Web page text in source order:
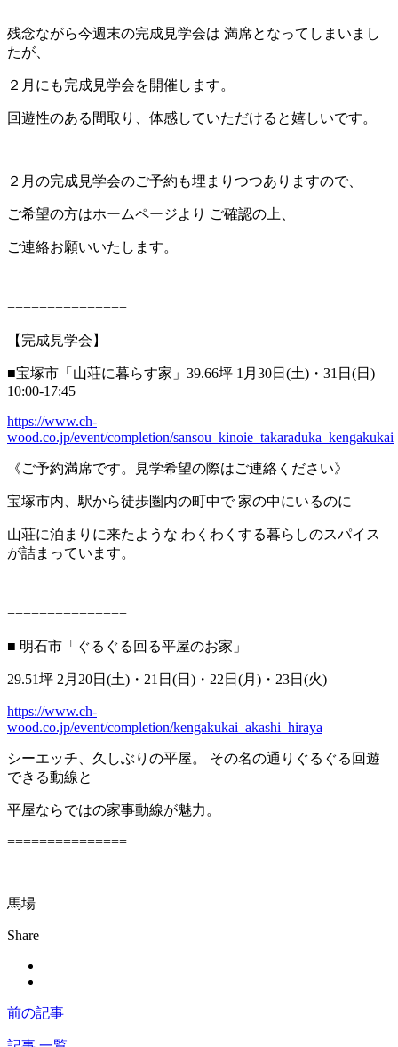
残念ながら今週末の完成見学会は 満席となってしまいまし
たが、
２月にも完成見学会を開催します。
回遊性のある間取り、体感していただけると嬉しいです。
２月の完成見学会のご予約も埋まりつつありますので、
ご希望の方はホームページより ご確認の上、
ご連絡お願いいたします。
===============
【完成見学会】
■宝塚市「山荘に暮らす家」39.66坪 1月30日(土)・31日(日)
10:00-17:45
https://www.ch-
wood.co.jp/event/completion/sansou_kinoie_takaraduka_kengakukai
《ご予約満席です。見学希望の際はご連絡ください》
宝塚市内、駅から徒歩圏内の町中で 家の中にいるのに
山荘に泊まりに来たような わくわくする暮らしのスパイス
が詰まっています。
===============
■ 明石市「ぐるぐる回る平屋のお家」
29.51坪 2月20日(土)・21日(日)・22日(月)・23日(火)
https://www.ch-
wood.co.jp/event/completion/kengakukai_akashi_hiraya
シーエッチ、久しぶりの平屋。 その名の通りぐるぐる回遊
できる動線と
平屋ならではの家事動線が魅力。
===============
馬場
Share
前の記事